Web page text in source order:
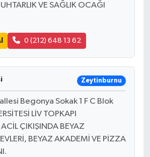
VE SAĞLIK OCAĞI
0 (212) 648 13 62
Zeytinburnu
Begonya Sokak 1 F C Blok
LİV TOPKAPI
ÇIKIŞINDA BEYAZ
BEYAZ AKADEMİ VE PİZZA